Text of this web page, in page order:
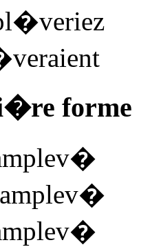
�veriez
veraient
forme
�
�
�